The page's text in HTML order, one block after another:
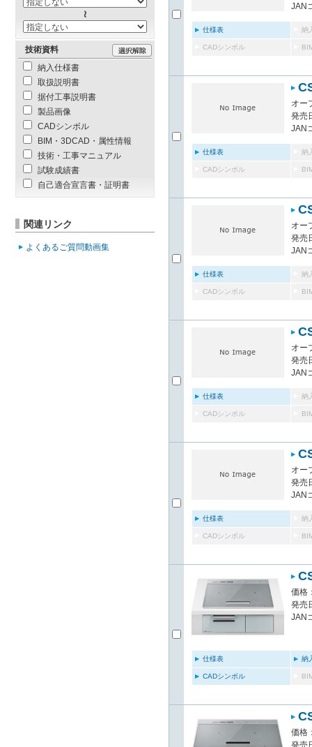
JAN
仕様表 納
CADシンボル
オー
発売
JAN
仕様表 納
CADシンボル
オー
発売
JAN
仕様表 納
CADシンボル
オー
発売
JAN
仕様表 納
CADシンボル
オー
発売
JAN
仕様表 納
CADシンボル
価格
発売
JAN
仕様表 納
CADシンボル
価格
技術資料
納入仕様書
取扱説明書
据付工事説明書
製品画像
CADシンボル
BIM・3DCAD・属性情報
技術・工事マニュアル
試験成績書
自己適合宣言書・証明書
関連リンク
よくあるご質問動画集